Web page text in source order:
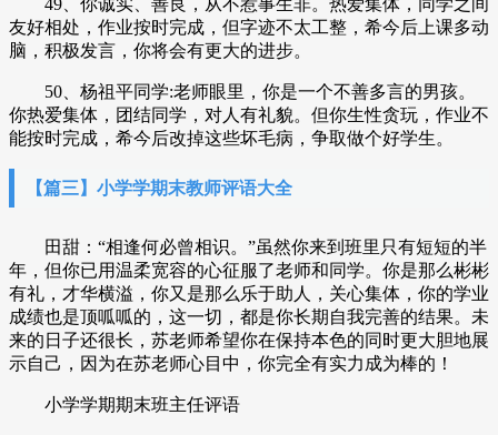
49、你诚实、善良，从不惹事生非。热爱集体，同学之间
友好相处，作业按时完成，但字迹不太工整，希今后上课多动
脑，积极发言，你将会有更大的进步。
50、杨祖平同学:老师眼里，你是一个不善多言的男孩。
你热爱集体，团结同学，对人有礼貌。但你生性贪玩，作业不
能按时完成，希今后改掉这些坏毛病，争取做个好学生。
【篇三】小学学期末教师评语大全
田甜：“相逢何必曾相识。”虽然你来到班里只有短短的半
年，但你已用温柔宽容的心征服了老师和同学。你是那么彬彬
有礼，才华横溢，你又是那么乐于助人，关心集体，你的学业
成绩也是顶呱呱的，这一切，都是你长期自我完善的结果。未
来的日子还很长，苏老师希望你在保持本色的同时更大胆地展
示自己，因为在苏老师心目中，你完全有实力成为棒的！
小学学期期末班主任评语